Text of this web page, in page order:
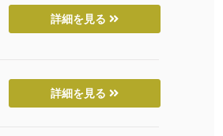
詳細を見る
詳細を見る